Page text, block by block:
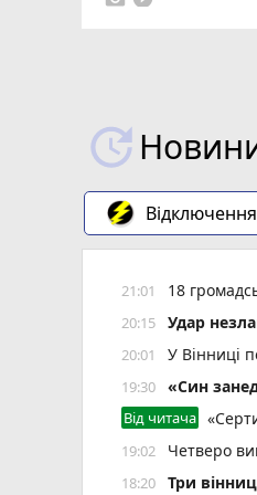
Відключення
21:01 18
20:15 Удар
20:01 У Вінниці
19:30 «Син
Від читача
19:02 Четверо
18:20 Три